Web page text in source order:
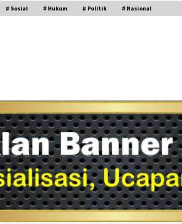
# Sosial # Hukum # Politik # Nasional